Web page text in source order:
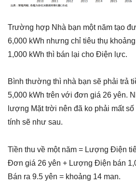
Trường hợp Nhà bạn một năm tạo
6,000 kWh nhưng chỉ tiêu thụ
1,000 kWh thì bán lại cho Điện lực.
Bình thường thì nhà bạn sẽ phải trả
5,000 kWh trên với đơn giá 26 yên.
lượng Mặt trời nên đã ko phải mất
tính sẽ như sau.
Tiền thu về một năm = Lượng Điện
Đơn giá 26 yên + Lượng Điện bán
Bán ra 9.5 yên = khoảng 14 man.